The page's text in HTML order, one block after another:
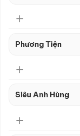
Phương Tiện
Siêu Anh Hùng